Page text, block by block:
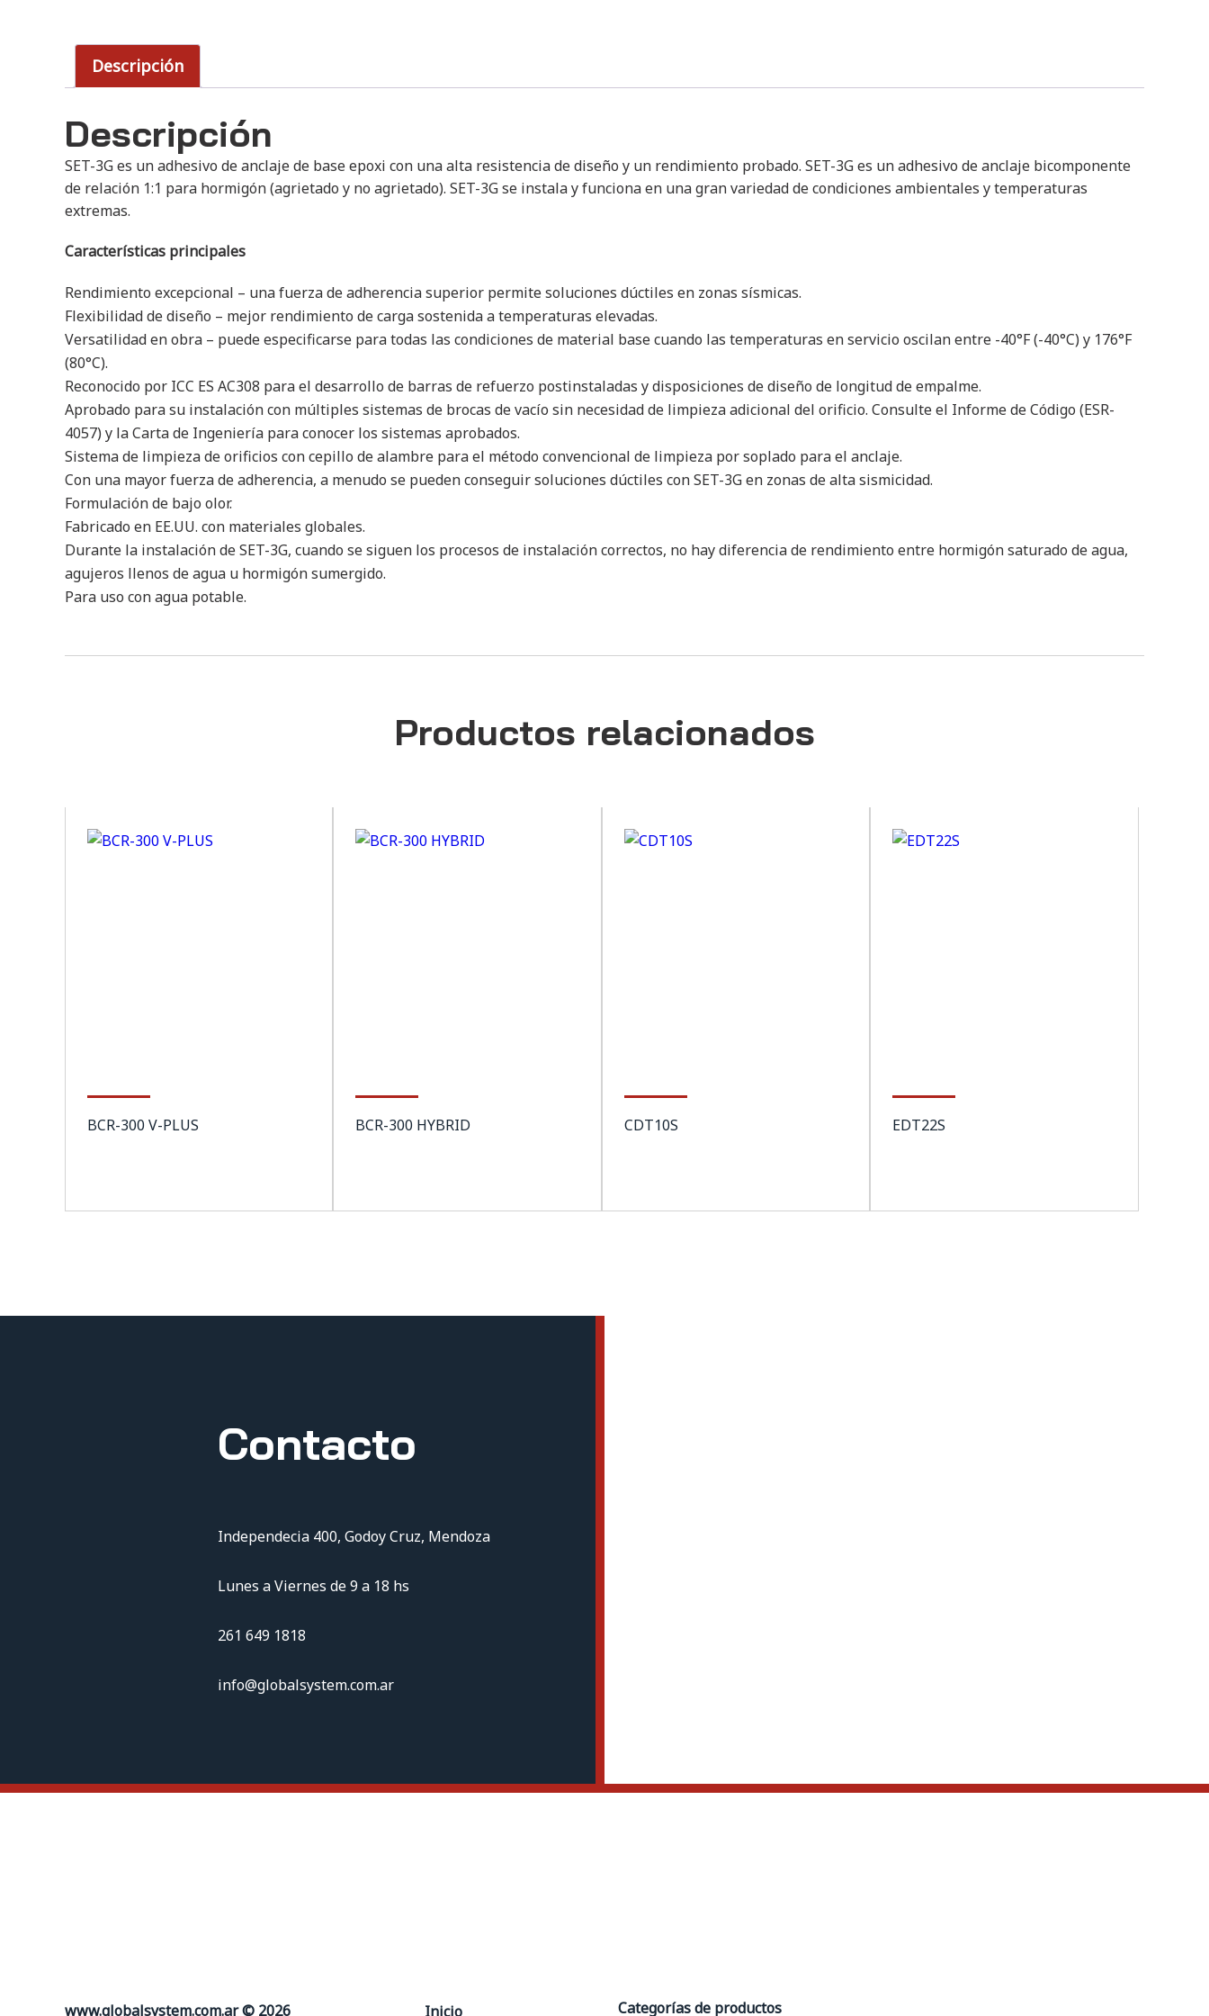
Descripción
Descripción
SET-3G es un adhesivo de anclaje de base epoxi con una alta resistencia de diseño y un rendimiento probado. SET-3G es un adhesivo de anclaje bicomponente
de relación 1:1 para hormigón (agrietado y no agrietado). SET-3G se instala y funciona en una gran variedad de condiciones ambientales y temperaturas
extremas.
Características principales
Rendimiento excepcional – una fuerza de adherencia superior permite soluciones dúctiles en zonas sísmicas.
Flexibilidad de diseño – mejor rendimiento de carga sostenida a temperaturas elevadas.
Versatilidad en obra – puede especificarse para todas las condiciones de material base cuando las temperaturas en servicio oscilan entre -40°F (-40°C) y 176°F
(80°C).
Reconocido por ICC ES AC308 para el desarrollo de barras de refuerzo postinstaladas y disposiciones de diseño de longitud de empalme.
Aprobado para su instalación con múltiples sistemas de brocas de vacío sin necesidad de limpieza adicional del orificio. Consulte el Informe de Código (ESR-
4057) y la Carta de Ingeniería para conocer los sistemas aprobados.
Sistema de limpieza de orificios con cepillo de alambre para el método convencional de limpieza por soplado para el anclaje.
Con una mayor fuerza de adherencia, a menudo se pueden conseguir soluciones dúctiles con SET-3G en zonas de alta sismicidad.
Formulación de bajo olor.
Fabricado en EE.UU. con materiales globales.
Durante la instalación de SET-3G, cuando se siguen los procesos de instalación correctos, no hay diferencia de rendimiento entre hormigón saturado de agua,
agujeros llenos de agua u hormigón sumergido.
Para uso con agua potable.
Productos relacionados
BCR-300 V-PLUS BCR-300 HYBRID CDT10S EDT22S
Contacto
Independecia 400, Godoy Cruz, Mendoza
Lunes a Viernes de 9 a 18 hs
261 649 1818
info@globalsystem.com.ar
www.globalsystem.com.ar © 2026 Inicio Categorías de productos